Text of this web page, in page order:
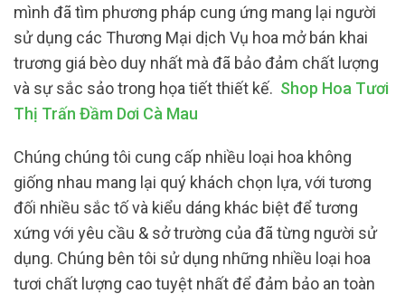
mình đã tìm phương pháp cung ứng mang lại người
sử dụng các Thương Mại dịch Vụ hoa mở bán khai
trương giá bèo duy nhất mà đã bảo đảm chất lượng
và sự sắc sảo trong họa tiết thiết kế. Shop Hoa Tươi
Thị Trấn Đầm Dơi Cà Mau
Chúng chúng tôi cung cấp nhiều loại hoa không
giống nhau mang lại quý khách chọn lựa, với tương
đối nhiều sắc tố và kiểu dáng khác biệt để tương
xứng với yêu cầu & sở trường của đã từng người sử
dụng. Chúng bên tôi sử dụng những nhiều loại hoa
tươi chất lượng cao tuyệt nhất để đảm bảo an toàn